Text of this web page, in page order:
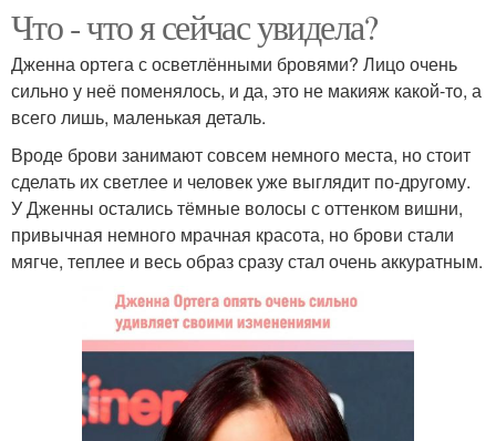
Что - что я сейчас увидела?
Дженна ортега с осветлёнными бровями? Лицо очень
сильно у неё поменялось, и да, это не макияж какой-то, а
всего лишь, маленькая деталь.
Вроде брови занимают совсем немного места, но стоит
сделать их светлее и человек уже выглядит по-другому.
У Дженны остались тёмные волосы с оттенком вишни,
привычная немного мрачная красота, но брови стали
мягче, теплее и весь образ сразу стал очень аккуратным.